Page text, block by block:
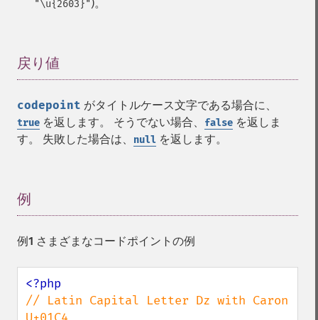
"\u{2603}")。
戻り値
codepoint がタイトルケース文字である場合に、
true を返します。 そうでない場合、 false を返しま
す。 失敗した場合は、
null を返します。
例
例1 さまざまなコードポイントの例
// Latin Capital Letter Dz with Caron